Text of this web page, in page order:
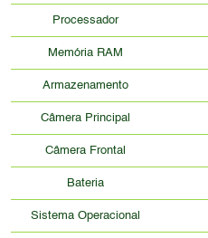
Processador
Memória RAM
Armazenamento
Câmera Principal
Câmera Frontal
Bateria
Sistema Operacional